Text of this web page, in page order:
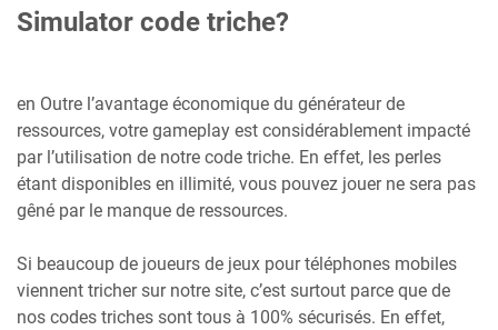
Simulator code triche?
en Outre l’avantage économique du générateur de
ressources, votre gameplay est considérablement impacté
par l’utilisation de notre code triche. En effet, les perles
étant disponibles en illimité, vous pouvez jouer ne sera pas
gêné par le manque de ressources.
Si beaucoup de joueurs de jeux pour téléphones mobiles
viennent tricher sur notre site, c’est surtout parce que de
nos codes triches sont tous à 100% sécurisés. En effet,